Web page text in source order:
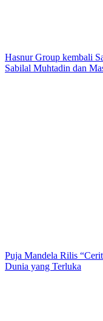
Hasnur Group kembali
Sabilal Muhtadin dan
Puja Mandela Rilis
Dunia yang Terluka